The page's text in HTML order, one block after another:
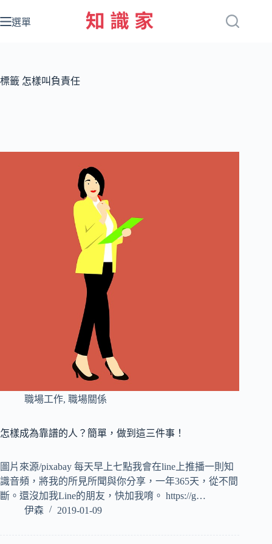
至
容
選單
標籤 怎樣叫負責任
職場工作, 職場關係
怎樣成為靠譜的人？簡單，做到這三件事！
圖片來源/pixabay 每天早上七點我會在line上推播一則知
識音頻，將我的所見所聞與你分享，一年365天，從不間
斷。還沒加我Line的朋友，快加我唷。 https://g…
伊森
2019-01-09